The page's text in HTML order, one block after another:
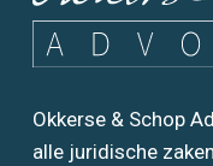
Okkerse & Schop
alle juridische